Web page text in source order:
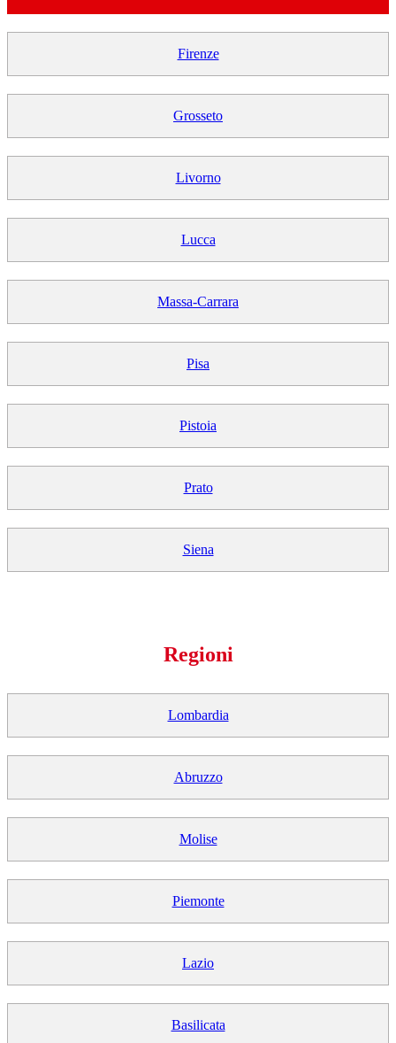
Firenze
Grosseto
Livorno
Lucca
Massa-Carrara
Pisa
Pistoia
Prato
Siena
Regioni
Lombardia
Abruzzo
Molise
Piemonte
Lazio
Basilicata